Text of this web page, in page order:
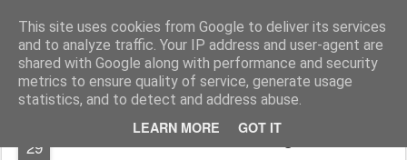
This site uses cookies from Google to deliver its services
and to analyze traffic. Your IP address and user-agent are
shared with Google along with performance and security
metrics to ensure quality of service, generate usage
statistics, and to detect and address abuse.
LEARN MORE GOT IT
AutoMotoCorse. Motorsport Random News 280912
29 A Varano arriva FX Racing Weekend